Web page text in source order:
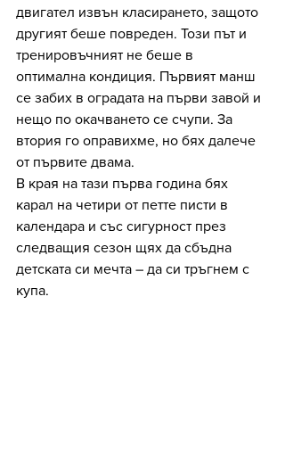
двигател извън класирането, защото
другият беше повреден. Този път и
тренировъчният не беше в
оптимална кондиция. Първият манш
се забих в оградата на първи завой и
нещо по окачването се счупи. За
втория го оправихме, но бях далече
от първите двама.
В края на тази първа година бях
карал на четири от петте писти в
календара и със сигурност през
следващия сезон щях да сбъдна
детската си мечта – да си тръгнем с
купа.